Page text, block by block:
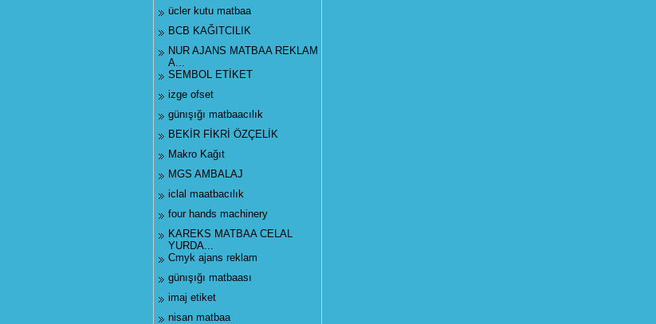
ücler kutu matbaa
BCB KAĞITCILIK
NUR AJANS MATBAA REKLAM
A...
SEMBOL ETİKET
izge ofset
günışığı matbaacılık
BEKİR FİKRİ ÖZÇELİK
Makro Kağıt
MGS AMBALAJ
iclal maatbacılık
four hands machinery
KAREKS MATBAA CELAL
YURDA...
Cmyk ajans reklam
günışığı matbaası
imaj etiket
nisan matbaa